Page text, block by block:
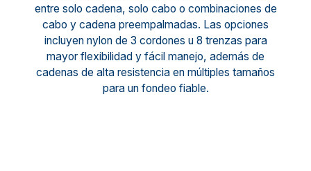
entre solo cadena, solo cabo o combinaciones de
cabo y cadena preempalmadas. Las opciones
incluyen nylon de 3 cordones u 8 trenzas para
mayor flexibilidad y fácil manejo, además de
cadenas de alta resistencia en múltiples tamaños
para un fondeo fiable.